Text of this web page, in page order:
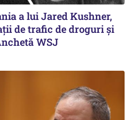
a lui Jared Kushner,
de trafic de droguri și
WSJ